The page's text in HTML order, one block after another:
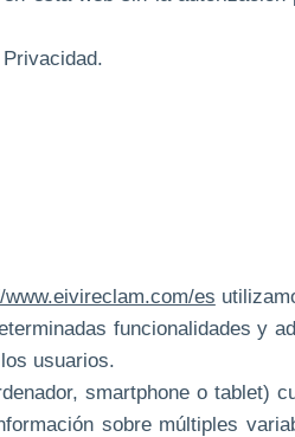
www.eivireclam.com/es
funcionalidades y
usuarios.
smartphone o tablet)
sobre múltiples